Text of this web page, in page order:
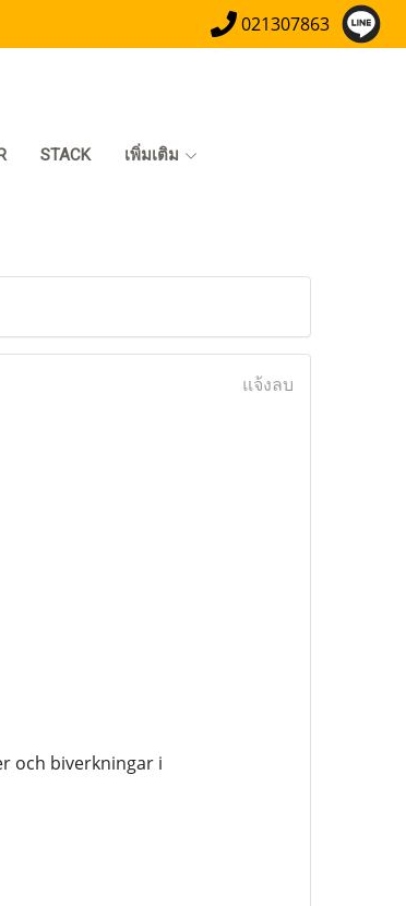
021307863
STACK เพิ่มเติม
แจ้งลบ
och biverkningar i